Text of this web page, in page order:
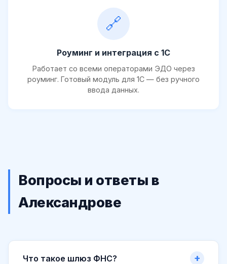
🔗
Роуминг и интеграция с 1С
Работает со всеми операторами ЭДО через
роуминг. Готовый модуль для 1С — без ручного
ввода данных.
Вопросы и ответы в
Александрове
Что такое шлюз ФНС?